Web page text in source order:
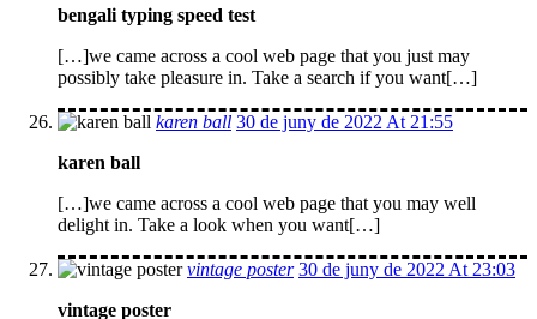
bengali typing speed test
[…]we came across a cool web page that you just may
possibly take pleasure in. Take a search if you want[…]
karen ball 30 de juny de 2022 At 21:55
karen ball
[…]we came across a cool web page that you may well
delight in. Take a look when you want[…]
vintage poster 30 de juny de 2022 At 23:03
vintage poster